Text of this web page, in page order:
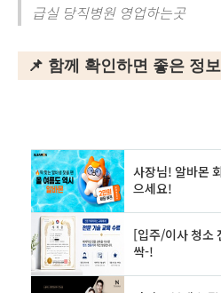
급실 당직병원 영업하는곳
📌 함께 확인하면 좋은 정보